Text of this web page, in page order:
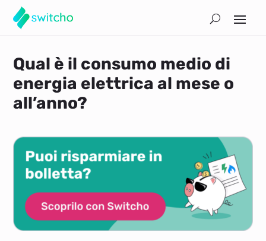
Qual è il consumo medio di
energia elettrica al mese o
all’anno?